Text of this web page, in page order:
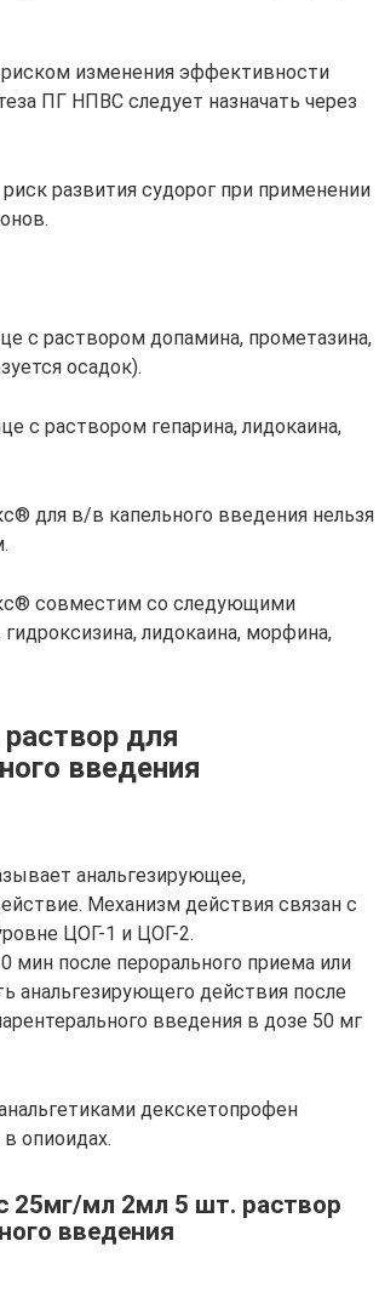
изменения эффективности
ПГ НПВС следует назначать через
развития судорог при применении
с раствором допамина, прометазина,
осадок).
раствором гепарина, лидокаина,
для в/в капельного введения нельзя
совместим со следующими
лидокаина, морфина,
для
введения
анальгезирующее,
Механизм действия связан с
ЦОГ-1 и ЦОГ-2.
мин после перорального приема или
анальгезирующего действия после
введения в дозе 50 мг
декскетопрофен
опиоидах.
25мг/мл 2мл 5 шт. раствор
введения